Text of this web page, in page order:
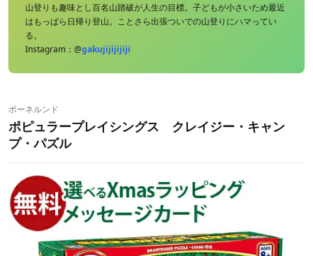
山登りも趣味とし百名山踏破が人生の目標。子どもが小さいため最近
はもっぱら日帰り登山。ことさら出張ついでの山登りにハマってい
る。
Instagram：@gakujijijijiji
ボーネルンド
ポピュラープレイシングス クレイジー・キャン
プ・パズル